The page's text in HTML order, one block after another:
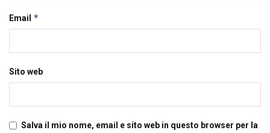
Email *
Sito web
Salva il mio nome, email e sito web in questo browser per la